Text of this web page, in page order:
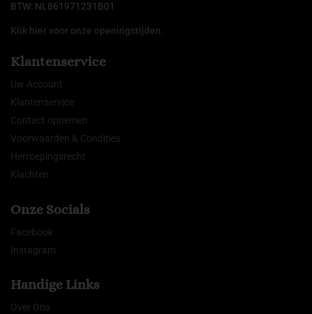
BTW: NL861971231B01
Klik hier voor onze openingstijden.
Klantenservice
Uw Account
Klantenservice
Contact opnemen
Voorwaarden & Condities
Herroepingsrecht
Klachten
Onze Socials
Facebook
Instagram
Handige Links
Over Ons